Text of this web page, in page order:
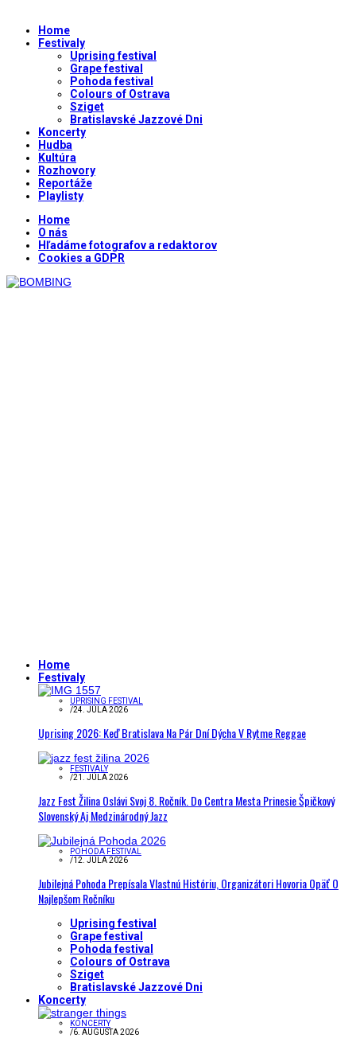
Home
Festivaly
Uprising festival
Grape festival
Pohoda festival
Colours of Ostrava
Sziget
Bratislavské Jazzové Dni
Koncerty
Hudba
Kultúra
Rozhovory
Reportáže
Playlisty
Home
O nás
Hľadáme fotografov a redaktorov
Cookies a GDPR
Home
Festivaly
UPRISING FESTIVAL
/24. JÚLA 2026
Uprising 2026: Keď Bratislava Na Pár Dní Dýcha V Rytme Reggae
FESTIVALY
/21. JÚLA 2026
Jazz Fest Žilina Oslávi Svoj 8. Ročník. Do Centra Mesta Prinesie Špičkový
Slovenský Aj Medzinárodný Jazz
POHODA FESTIVAL
/12. JÚLA 2026
Jubilejná Pohoda Prepísala Vlastnú Históriu, Organizátori Hovoria Opäť O
Najlepšom Ročníku
Uprising festival
Grape festival
Pohoda festival
Colours of Ostrava
Sziget
Bratislavské Jazzové Dni
Koncerty
KONCERTY
/6. AUGUSTA 2026